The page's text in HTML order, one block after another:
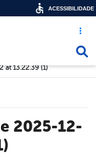
Acesso
at 13.22.39 (1)
ACESSIBILIDADE